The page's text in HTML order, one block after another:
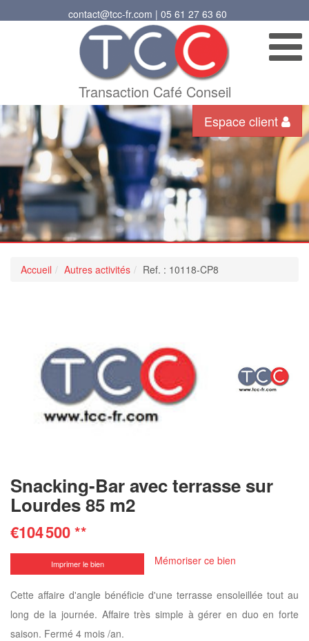
contact@tcc-fr.com | 05 61 27 63 60
Transaction Café Conseil
Espace client
Accueil Autres activités Ref. : 10118-CP8
Snacking-Bar avec terrasse sur
Lourdes 85 m2
€104 500**
Imprimer le bien Mémoriser ce bien
Cette affaire d'angle bénéficie d'une terrasse ensoleillée tout au
long de la journée. Affaire très simple à gérer en duo en forte
saison. Fermé 4 mois /an.